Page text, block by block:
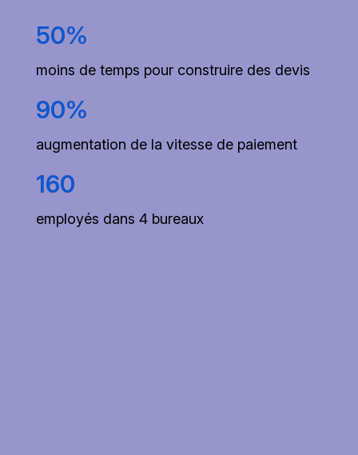
50%
moins de temps pour construire des devis
90%
augmentation de la vitesse de paiement
160
employés dans 4 bureaux